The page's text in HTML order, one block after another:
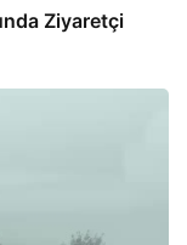
Ziyaretçi